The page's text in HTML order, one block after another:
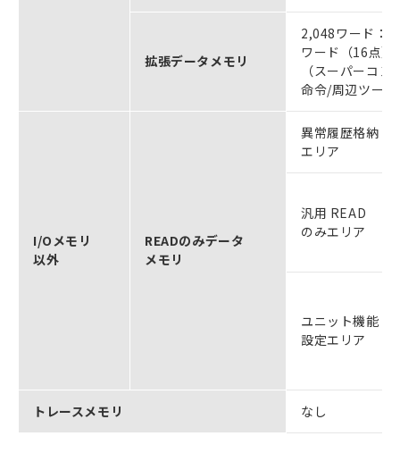
拡張データメモリ
2,048ワード：
ワード（16点
（スーパーコ
命令/周辺ツー
I/Oメモリ
以外
READのみデータ
メモリ
異常履歴格納
エリア
汎用 READ
のみエリア
ユニット機能
設定エリア
トレースメモリ なし